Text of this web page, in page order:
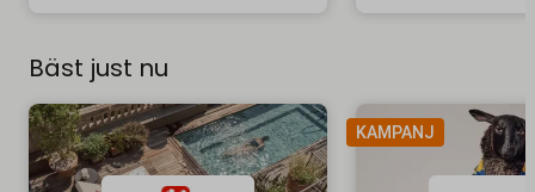
Bäst just nu
KAMPANJ